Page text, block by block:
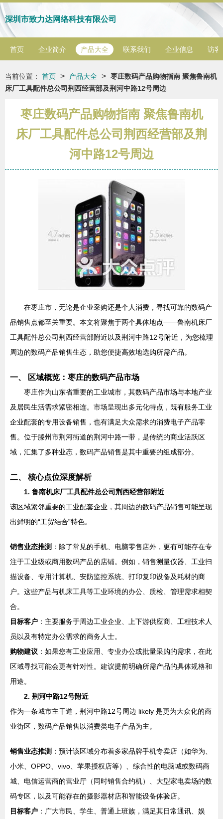
深圳市致力达网络科技有限公司
首页 企业简介 产品大全 联系我们 企业信息 访客
当前位置： 首页 > 产品大全 > 枣庄数码产品购物指南 聚焦鲁南机
床厂工具配件总公司荆西经营部及荆河中路12号周边
枣庄数码产品购物指南 聚焦鲁南机
床厂工具配件总公司荆西经营部及荆
河中路12号周边
在枣庄市，无论是企业采购还是个人消费，寻找可靠的数码产
品销售点都至关重要。本文将聚焦于两个具体地点——鲁南机床厂
工具配件总公司荆西经营部附近以及荆河中路12号附近，为您梳理
周边的数码产品销售生态，助您便捷高效地选购所需产品。
一、 区域概览：枣庄的数码产品市场
枣庄作为山东省重要的工业城市，其数码产品市场与本地产业
及居民生活需求紧密相连。市场呈现出多元化特点，既有服务工业
企业配套的专用设备销售，也有满足大众需求的消费电子产品零
售。位于滕州市荆河街道的荆河中路一带，是传统的商业活跃区
域，汇集了多种业态，数码产品销售是其中重要的组成部分。
二、 核心点位深度解析
1. 鲁南机床厂工具配件总公司荆西经营部附近
该区域紧邻重要的工业配套企业，其周边的数码产品销售可能呈现
出鲜明的“工贸结合”特色。
销售业态推测 ：除了常见的手机、电脑零售店外，更有可能存在专
注于工业级或商用数码产品的店铺。例如，销售测量仪器、工业扫
描设备、专用计算机、安防监控系统、打印复印设备及耗材的商
户。这些产品与机床工具等工业环境的办公、质检、管理需求相契
合。
目标客户 ：主要服务于周边工业企业、上下游供应商、工程技术人
员以及有特定办公需求的商务人士。
购物建议 ：如果您有工业应用、专业办公或批量采购的需求，在此
区域寻找可能会更有针对性。建议提前明确所需产品的具体规格和
用途。
2. 荆河中路12号附近
作为一条城市主干道，荆河中路12号周边 likely 是更为大众化的商
业街区，数码产品销售以消费类电子产品为主。
销售业态推测 ：预计该区域分布着多家品牌手机专卖店（如华为、
小米、OPPO、vivo、苹果授权店等）、综合性的电脑城或数码商
城、电信运营商的营业厅（同时销售合约机）、大型家电卖场的数
码专区，以及可能存在的摄影器材店和智能设备体验店。
目标客户 ：广大市民、学生、普通上班族，满足其日常通讯、娱